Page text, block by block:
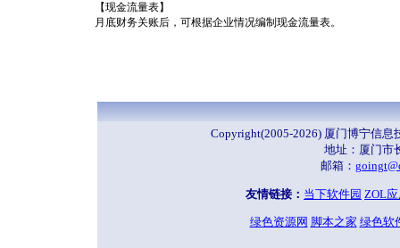
【现金流量表】
月底财务关账后，可根据企业情况编制现金流量表。
Copyright(2005-2026) 厦门博宁信
地址：厦门
邮箱：
友情链接： 当下软件园 ZOL
绿色资源网 脚本之家 绿色软